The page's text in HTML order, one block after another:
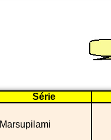
Série
Marsupilami